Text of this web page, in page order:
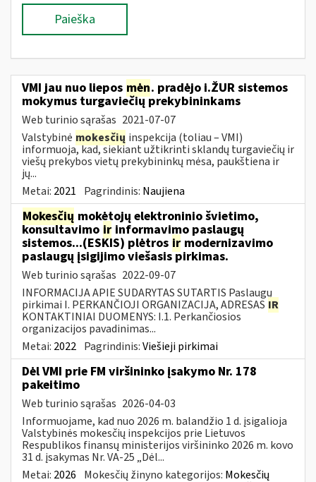
Paieška
VMI jau nuo liepos mėn. pradėjo i.ŽUR sistemos
mokymus turgaviečių prekybininkams
Web turinio sąrašas 2021-07-07
Valstybinė mokesčių inspekcija (toliau – VMI)
informuoja, kad, siekiant užtikrinti sklandų turgaviečių ir
viešų prekybos vietų prekybininkų mėsa, paukštiena ir
jų...
Metai: 2021 Pagrindinis: Naujiena
Mokesčių mokėtojų elektroninio švietimo,
konsultavimo ir informavimo paslaugų
sistemos...(ESKIS) plėtros ir modernizavimo
paslaugų įsigijimo viešasis pirkimas.
Web turinio sąrašas 2022-09-07
INFORMACIJA APIE SUDARYTAS SUTARTIS Paslaugų
pirkimai I. PERKANČIOJI ORGANIZACIJA, ADRESAS IR
KONTAKTINIAI DUOMENYS: I.1. Perkančiosios
organizacijos pavadinimas...
Metai: 2022 Pagrindinis:Viešieji pirkimai
Dėl VMI prie FM viršininko įsakymo Nr. 178
pakeitimo
Web turinio sąrašas 2026-04-03
Informuojame, kad nuo 2026 m. balandžio 1 d. įsigalioja
Valstybinės mokesčių inspekcijos prie Lietuvos
Respublikos finansų ministerijos viršininko 2026 m. kovo
31 d. įsakymas Nr. VA-25 „Dėl...
Metai: 2026 Mokesčių žinyno kategorijos: Mokesčių